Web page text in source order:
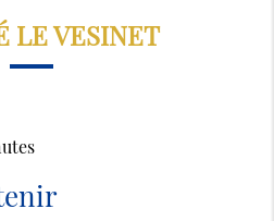
LE VESINET